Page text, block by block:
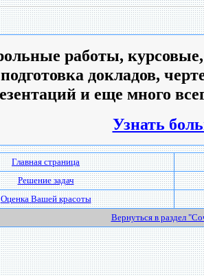
работы,
докладов,
и еще много
Узнать
Главная страница
Решение задач
Оценка Вашей красоты
Вернуться в раздел